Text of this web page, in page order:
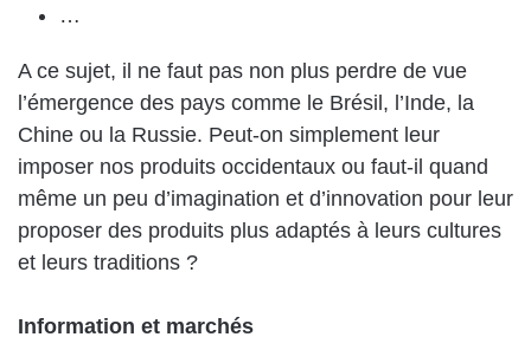
…
A ce sujet, il ne faut pas non plus perdre de vue
l’émergence des pays comme le Brésil, l’Inde, la
Chine ou la Russie. Peut-on simplement leur
imposer nos produits occidentaux ou faut-il quand
même un peu d’imagination et d’innovation pour leur
proposer des produits plus adaptés à leurs cultures
et leurs traditions ?
Information et marchés